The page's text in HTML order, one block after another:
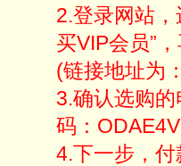
2.登录网站，
买VIP会员”
(链接地址为
3.确认选购
码：
4.下一步，